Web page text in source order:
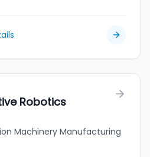
Robotics
Machinery Manufacturing